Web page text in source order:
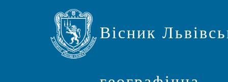
Вісник